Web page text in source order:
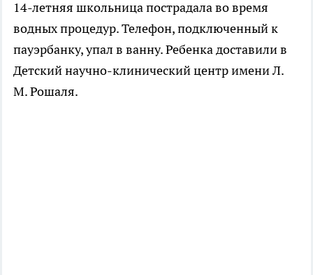
14-летняя школьница пострадала во время
водных процедур. Телефон, подключенный к
пауэрбанку, упал в ванну. Ребенка доставили в
Детский научно-клинический центр имени Л.
М. Рошаля.